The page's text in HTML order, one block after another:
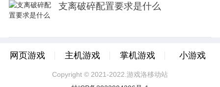
支离破碎配置要求是什么
网页游戏 主机游戏 掌机游戏 小游戏
Copyright © 2021-2022.游戏洛移动站